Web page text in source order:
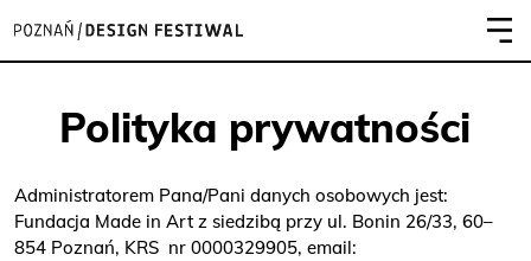
Polityka prywatności
Administratorem Pana/Pani danych osobowych jest:
Fundacja Made in Art z siedzibą przy ul. Bonin 26/33, 60–
854 Poznań, KRS nr 0000329905, email: